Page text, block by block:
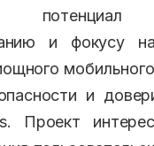
потенциал
и фокусу
и
Проект